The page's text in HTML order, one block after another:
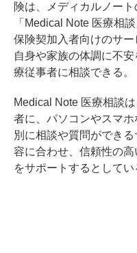
険は、メディカルノー
「Medical Note 医療相
保険契加入者向けのサー
自身や家族の体調に不
療従事者に相談できる。
Medical Note 医療相談
者に、パソコンやスマ
別に相談や質問ができ
容に合わせ、信頼性の
をサポートするとしてい